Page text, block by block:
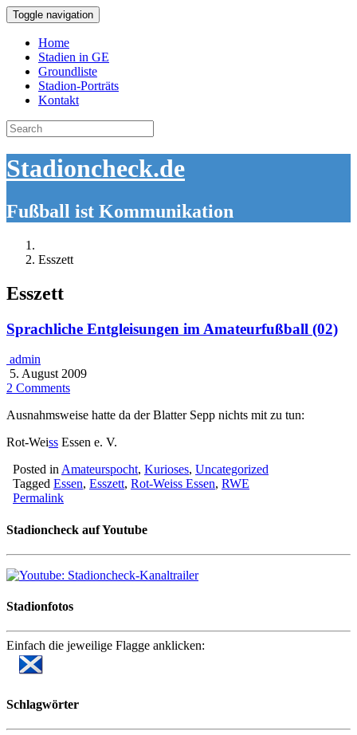
Toggle navigation
Home
Stadien in GE
Groundliste
Stadion-Porträts
Kontakt
Search
for:
Stadioncheck.de
Fußball ist Kommunikation
Esszett
Esszett
Sprachliche Entgleisungen im Amateurfußball (02)
admin
5. August 2009
2 Comments
Ausnahmsweise hatte da der Blatter Sepp nichts mit zu tun:
Rot-Weiss Essen e. V.
Posted in Amateurspocht, Kurioses, Uncategorized
Tagged Essen, Esszett, Rot-Weiss Essen, RWE
Permalink
Stadioncheck auf Youtube
Stadionfotos
Einfach die jeweilige Flagge anklicken:
Schlagwörter